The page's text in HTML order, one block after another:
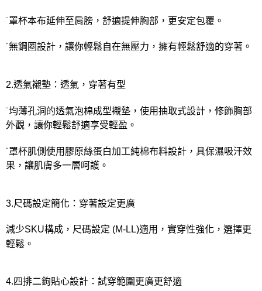
˙罩杯本布延伸至肩膀，舒適提伸胸部，更安定包覆。
˙無鋼圈設計，讓你輕鬆自在無壓力，擁有輕鬆舒適的穿著。
2.透氣襯墊：透氣，穿著有型
˙均薄孔洞的透氣泡棉成型襯墊，使用抽取式設計，修飾胸部
外觀，讓你輕鬆舒適享受輕盈。
˙罩杯肌側使用膠原絲蛋白加工純棉布料設計，具保濕吸汗效
果，讓肌膚多一層呵護。
3.尺碼設定簡化：穿著設定更廣
減少SKU構成，尺碼設定 (M-LL)適用，實穿性強化，選擇更
輕鬆。
4.四排二鉤貼心設計：試穿範圍更廣更舒適